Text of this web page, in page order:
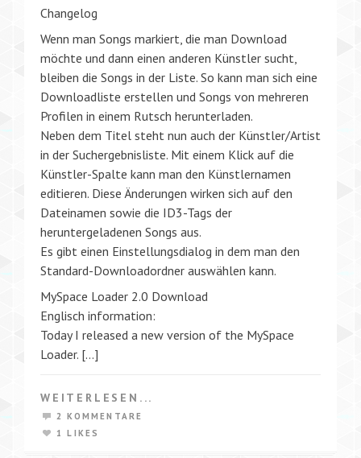
Changelog
Wenn man Songs markiert, die man Download
möchte und dann einen anderen Künstler sucht,
bleiben die Songs in der Liste. So kann man sich eine
Downloadliste erstellen und Songs von mehreren
Profilen in einem Rutsch herunterladen.
Neben dem Titel steht nun auch der Künstler/Artist
in der Suchergebnisliste. Mit einem Klick auf die
Künstler-Spalte kann man den Künstlernamen
editieren. Diese Änderungen wirken sich auf den
Dateinamen sowie die ID3-Tags der
heruntergeladenen Songs aus.
Es gibt einen Einstellungsdialog in dem man den
Standard-Downloadordner auswählen kann.
MySpace Loader 2.0 Download
Englisch information:
Today I released a new version of the MySpace
Loader. […]
WEITERLESEN...
2 KOMMENTARE
1 LIKES